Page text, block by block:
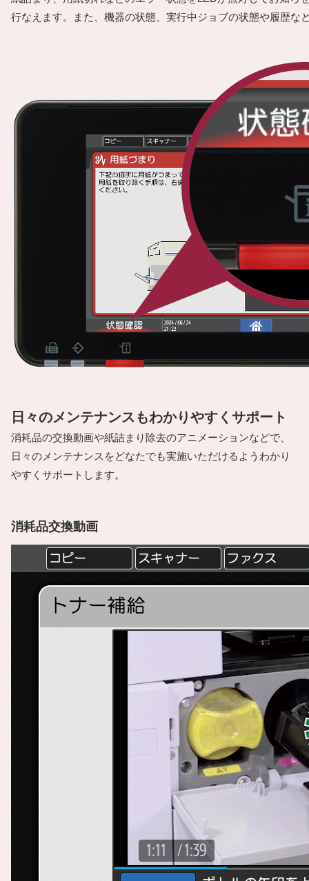
行なえます。また、機器の状態、実行中ジョブの状態や履歴な
日々のメンテナンスもわかりやすくサポート
消耗品の交換動画や紙詰まり除去のアニメーションなどで、
日々のメンテナンスをどなたでも実施いただけるようわかり
やすくサポートします。
消耗品交換動画